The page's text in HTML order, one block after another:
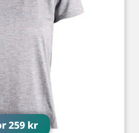
259 kr